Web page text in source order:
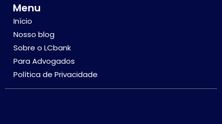
Menu
Início
Nosso blog
Sobre o LCbank
Para Advogados
Política de Privacidade